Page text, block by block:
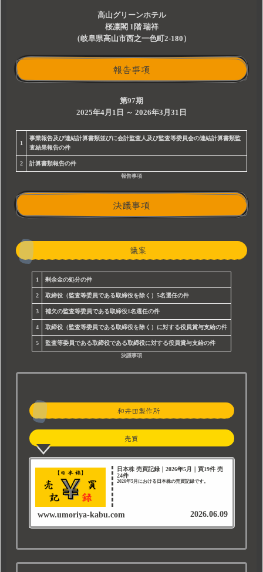
高山グリーンホテル
桜凛閣 1階 瑞祥
（岐阜県高山市西之一色町2-180）
報告事項
第97期
2025年4月1日 ～ 2026年3月31日
1
事業報告及び連結計算書類並びに会計監査人及び監査等委員会の連結計算書類監
査結果報告の件
2 計算書類報告の件
報告事項
決議事項
議案
1 剰余金の処分の件
2 取締役（監査等委員である取締役を除く）5名選任の件
3 補欠の監査等委員である取締役1名選任の件
4 取締役（監査等委員である取締役を除く）に対する役員賞与支給の件
5 監査等委員である取締役である取締役に対する役員賞与支給の件
決議事項
和井田製作所
売買
日本株 売買記録｜2026年5月｜買19件 売
24件
2026年5月における日本株の売買記録です。
www.umoriya-kabu.com 2026.06.09